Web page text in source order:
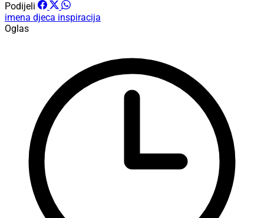
Podijeli
imena djeca inspiracija
Oglas